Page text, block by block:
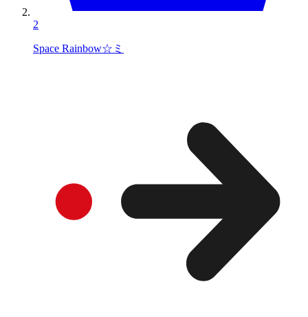
2
Space Rainbow☆ミ